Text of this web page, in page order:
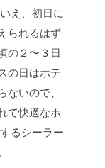
え、初日に
られるはず
の２〜３日
の日はホテ
ないので、
て快適なホ
るシーラー